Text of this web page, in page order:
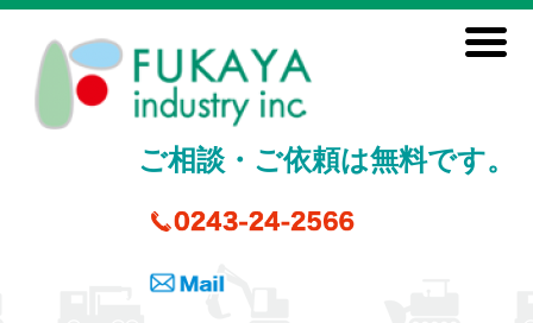
ご相談・ご依頼は無料です。